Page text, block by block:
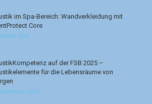
im Spa-Bereich: Wandverkleidung mit
Core
2026
auf der FSB 2025 –
für die Lebensräume von
2025